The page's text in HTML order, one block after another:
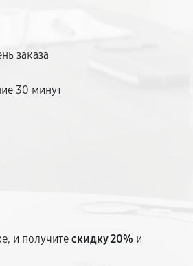
заказа
30 минут
и получитескидку 20% и